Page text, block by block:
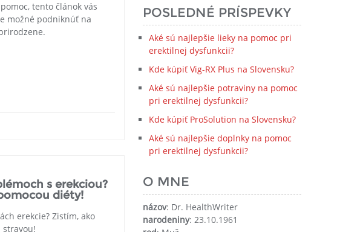
tento článok vás
možné podniknúť na
s erekciou?
diéty!
erekcie? Zistím, ako
POSLEDNÉ PRÍSPEVKY
Aké sú najlepšie lieky na pomoc pri
erektilnej dysfunkcii?
Kde kúpiť Vig-RX Plus na Slovensku?
Aké sú najlepšie potraviny na pomoc
pri erektilnej dysfunkcii?
Kde kúpiť ProSolution na Slovensku?
Aké sú najlepšie doplnky na pomoc
pri erektilnej dysfunkcii?
O MNE
názov: Dr. HealthWriter
narodeniny: 23.10.1961